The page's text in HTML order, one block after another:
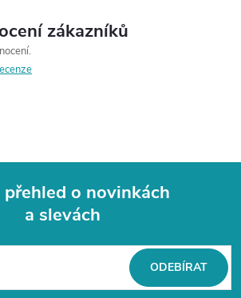
zákazníků
o novinkách
a slevách
ODEBÍRAT